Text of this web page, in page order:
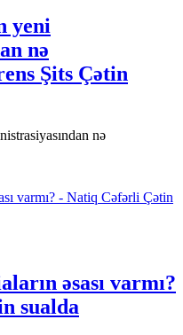
yeni
nə
Şits Çətin
nə
əsası varmı?
sualda